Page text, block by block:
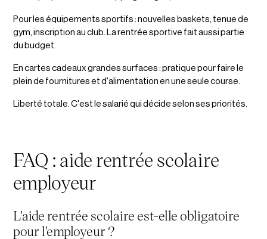
Pour les équipements sportifs : nouvelles baskets, tenue de
gym, inscription au club. La rentrée sportive fait aussi partie
du budget.
En cartes cadeaux grandes surfaces : pratique pour faire le
plein de fournitures et d'alimentation en une seule course.
Liberté totale. C'est le salarié qui décide selon ses priorités.
FAQ : aide rentrée scolaire
employeur
L'aide rentrée scolaire est-elle obligatoire
pour l'employeur ?